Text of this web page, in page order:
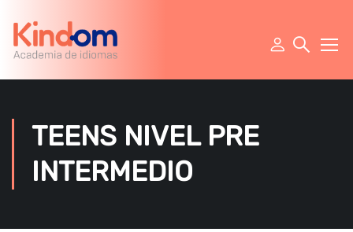
TEENS NIVEL PRE
INTERMEDIO